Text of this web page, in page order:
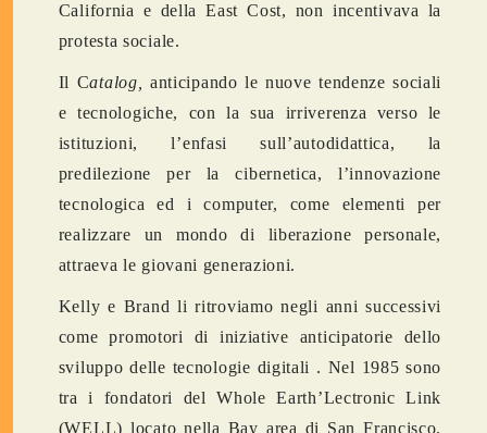
California e della East Cost, non incentivava la
protesta sociale.
Il Catalog,
anticipando le nuove tendenze sociali
e tecnologiche, con la sua irriverenza verso le
istituzioni, l’enfasi sull’autodidattica, la
predilezione per la cibernetica, l’innovazione
tecnologica ed i computer, come elementi per
realizzare un mondo di liberazione personale,
attraeva le giovani generazioni.
Kelly e Brand li ritroviamo negli anni successivi
come promotori di iniziative anticipatorie dello
sviluppo delle tecnologie digitali . Nel 1985 sono
tra i fondatori del Whole Earth’Lectronic Link
(WELL) locato nella Bay area di San Francisco.